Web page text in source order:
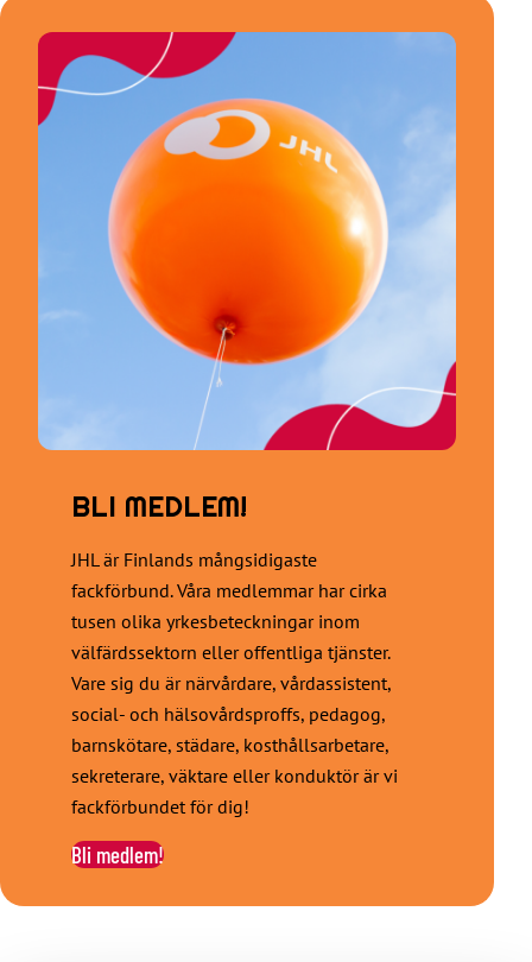
BLI MEDLEM!
JHL är Finlands mångsidigaste
fackförbund. Våra medlemmar har cirka
tusen olika yrkesbeteckningar inom
välfärdssektorn eller offentliga tjänster.
Vare sig du är närvårdare, vårdassistent,
social- och hälsovårdsproffs, pedagog,
barnskötare, städare, kosthållsarbetare,
sekreterare, väktare eller konduktör är vi
fackförbundet för dig!
Bli medlem!